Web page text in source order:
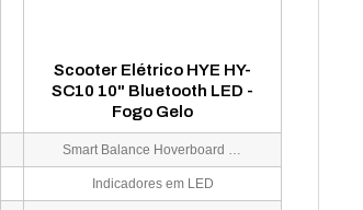
Scooter Elétrico HYE HY-
SC10 10" Bluetooth LED -
Fogo Gelo
Smart Balance Hoverboard 10" HY-SC10
Indicadores em LED